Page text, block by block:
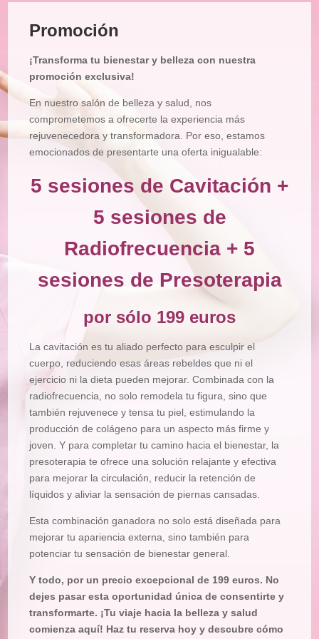
Tratamiento
Tratamiento
Depilación
Manicura
y
Pedicura
Maquillajes
Micropigmentación
Microblading
Pestañas
Peluquería
Promoción
¡Transforma tu bienestar y belleza con nuestra
promoción exclusiva!
En nuestro salón de belleza y salud, nos
comprometemos a ofrecerte la experiencia más
rejuvenecedora y transformadora. Por eso, estamos
emocionados de presentarte una oferta inigualable:
5 sesiones de Cavitación +
5 sesiones de
Radiofrecuencia + 5
sesiones de Presoterapia
por sólo 199 euros
La cavitación es tu aliado perfecto para esculpir el
cuerpo, reduciendo esas áreas rebeldes que ni el
ejercicio ni la dieta pueden mejorar. Combinada con la
radiofrecuencia, no solo remodela tu figura, sino que
también rejuvenece y tensa tu piel, estimulando la
producción de colágeno para un aspecto más firme y
joven. Y para completar tu camino hacia el bienestar, la
presoterapia te ofrece una solución relajante y efectiva
para mejorar la circulación, reducir la retención de
líquidos y aliviar la sensación de piernas cansadas.
Esta combinación ganadora no solo está diseñada para
mejorar tu apariencia externa, sino también para
potenciar tu sensación de bienestar general.
Y todo, por un precio excepcional de 199 euros. No
dejes pasar esta oportunidad única de consentirte y
transformarte. ¡Tu viaje hacia la belleza y salud
comienza aquí! Haz tu reserva hoy y descubre cómo